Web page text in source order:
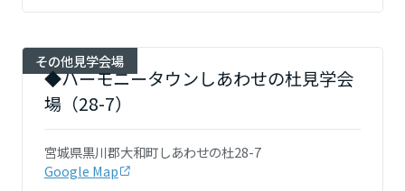
その他見学会場
◆ハーモニータウンしあわせの杜見学会
場（28-7）
宮城県黒川郡大和町しあわせの杜28-7
Google Map
京都府
大阪府